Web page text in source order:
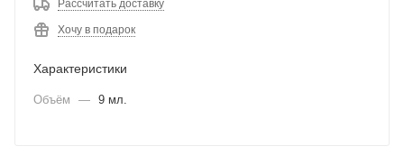
Рассчитать доставку
Хочу в подарок
Характеристики
Объём — 9 мл.